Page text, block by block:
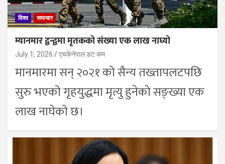
विश्व समाचार
म्यानमार द्वन्द्वमा मृतकको संख्या एक लाख नाघ्यो
July 1, 2026 एचकेनेपाल डट कम
मानमारमा सन् २०२१ को सैन्य तख्तापलटपछि
सुरु भएको गृहयुद्धमा मृत्यु हुनेको सङ्ख्या एक
लाख नाघेको छ।